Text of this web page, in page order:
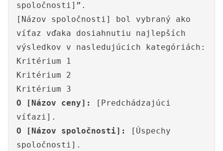
spoločnosti]”.
[Názov spoločnosti] bol vybraný ako
víťaz vďaka dosiahnutiu najlepších
výsledkov v nasledujúcich kategóriách:
Kritérium 1
Kritérium 2
Kritérium 3
O [Názov ceny]:
[Predchádzajúci
víťazi].
O [Názov spoločnosti]:
[Úspechy
spoločnosti].